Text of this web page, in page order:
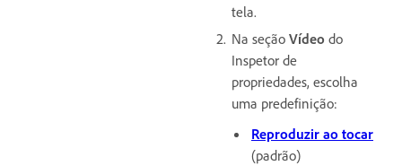
tela.
Na seção Vídeo do
Inspetor de
propriedades, escolha
uma predefinição:
Reproduzir ao tocar
(padrão)